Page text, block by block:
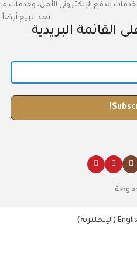
الدفع الإلكتروني الأمن، وخدمات ما
بعد البيع أيضاً.
القائمة البريدية
(الإنجليزية )